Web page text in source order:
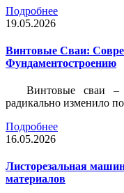
Подробнее
19.05.2026
Винтовые Сваи:
Фундаментостроению
Винтовые сваи –
радикально изменило
Подробнее
16.05.2026
Листорезальная
материалов